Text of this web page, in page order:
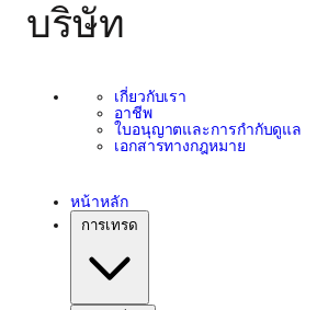
บริษัท
เกี่ยวกับเรา
อาชีพ
ใบอนุญาตและการกำกับดูแล
เอกสารทางกฎหมาย
หน้าหลัก
การเทรด